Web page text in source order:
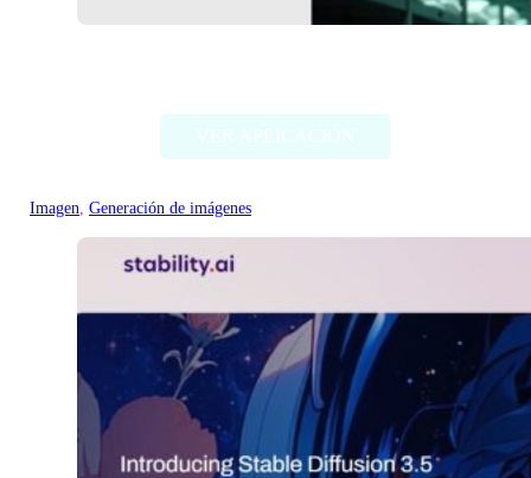
Imagen, Generación de imágenes